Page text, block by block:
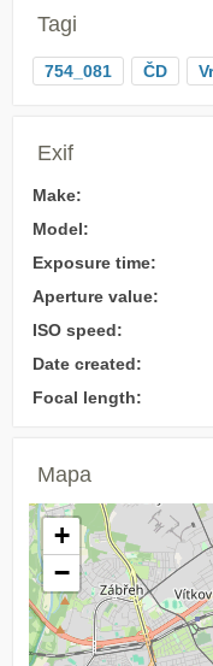
Tagi
754_081 ČD
Exif
Make:
Model:
Exposure time:
Aperture value:
ISO speed:
Date created:
Focal length:
Mapa
+
−